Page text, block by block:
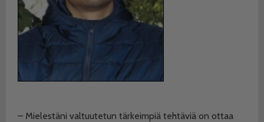
– Mielestäni valtuutetun tärkeimpiä tehtäviä on ottaa